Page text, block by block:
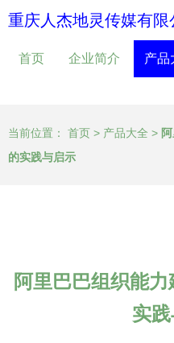
重庆人杰地灵传媒有限
首页 企业简介 产品
当前位置： 首页 > 产品大全 >
的实践与启示
阿里巴巴组织能
实